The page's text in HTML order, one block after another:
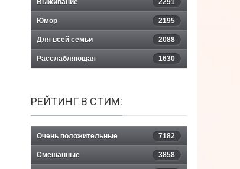
Выживание 2291
Юмор 2195
Для всей семьи 2088
Расслабляющая 1630
РЕЙТИНГ В СТИМ:
Очень положительные 7182
Смешанные 3858